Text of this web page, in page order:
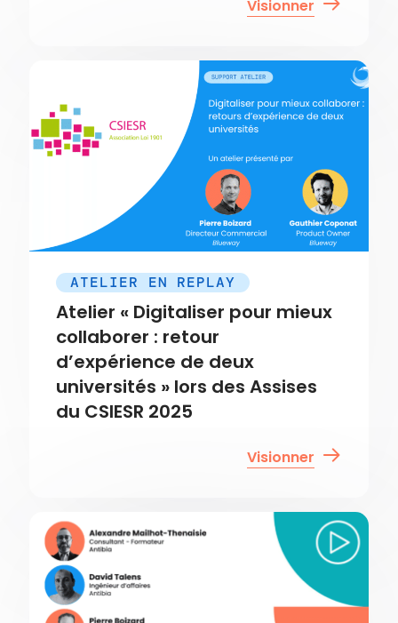
Visionner
ATELIER EN REPLAY
Atelier « Digitaliser pour mieux
collaborer : retour
d’expérience de deux
universités » lors des Assises
du CSIESR 2025
Visionner